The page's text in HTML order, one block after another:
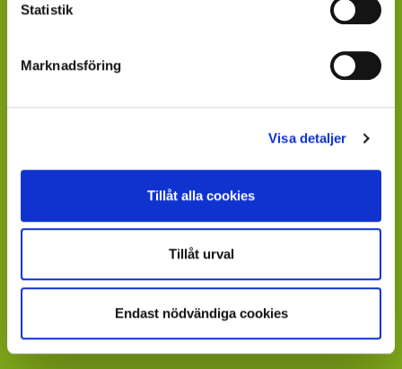
Statistik
Marknadsföring
Visa detaljer
Tillåt alla cookies
Tillåt urval
Endast nödvändiga cookies
ÄR DU ÅTERFÖRSÄLJARE?
Kontakta din kundansvarige säljare på Mäster Grön.
info@mastergron.se
Får du ditt varuflöde via lokala blomstergrossister som
tillhandahåller våra växter under säsong
Saknar du en värdefull leverantör till din verksamhet?
maja.holm@sydgront.se
Visste du att du kan ladda ner skyltbilder som stöder
din försäljning av våra produkter
- följ länken till vårwebbplats med skyltmaterial